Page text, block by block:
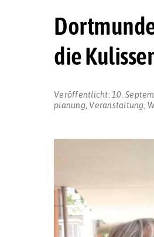
die
Veröffentlicht: 10.
planung Veranstaltung